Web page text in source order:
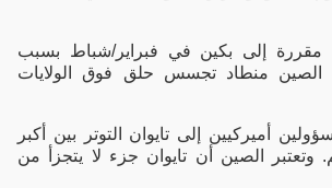
مقررة إلى بكين في فبراير/شباط بسبب
الصين منطاد تجسس حلق فوق الولايات
أميركيين إلى تايوان التوتر بين أكبر
وتعتبر الصين أن تايوان جزء لا يتجزأ من